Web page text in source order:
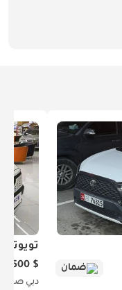
ضمان
تويوتا
$ 20,500
دبي صينية